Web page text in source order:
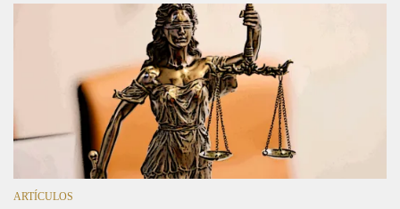
ARTÍCULOS